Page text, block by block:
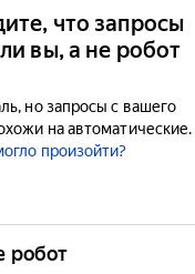
что запросы
вы, а не робот
но запросы с вашего
на автоматические.
произойти?
робот